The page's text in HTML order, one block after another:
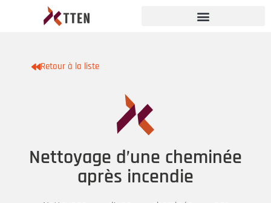
Retour à la liste
Nettoyage d’une cheminée
après incendie